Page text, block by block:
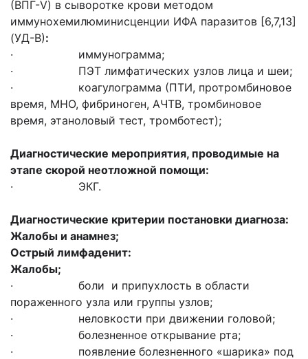
(ВПГ-V) в сыворотке крови методом
иммунохемилюминисценции ИФА паразитов [6,7,13]
(УД-В):
· иммунограмма;
· ПЭТ лимфатических узлов лица и шеи;
· коагулограмма (ПТИ, протромбиновое
время, МНО, фибриноген, АЧТВ, тромбиновое
время, этаноловый тест, тромботест);
Диагностические мероприятия, проводимые на
этапе скорой неотложной помощи:
· ЭКГ.
Диагностические критерии постановки диагноза:
Жалобы и анамнез;
Острый лимфаденит:
Жалобы;
· боли и припухлость в области
пораженного узла или группы узлов;
· неловкости при движении головой;
· болезненное открывание рта;
· появление болезненного «шарика» под